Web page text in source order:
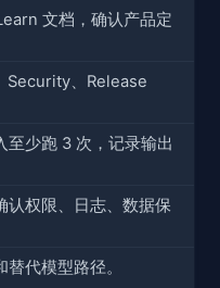
文档，确认产品定
Security、Release
至少跑 3 次，记录输出
认权限、日志、数据保
代模型路径。